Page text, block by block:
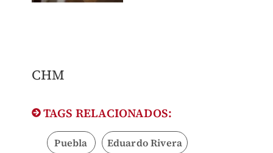
CHM
TAGS RELACIONADOS:
Puebla Eduardo Rivera